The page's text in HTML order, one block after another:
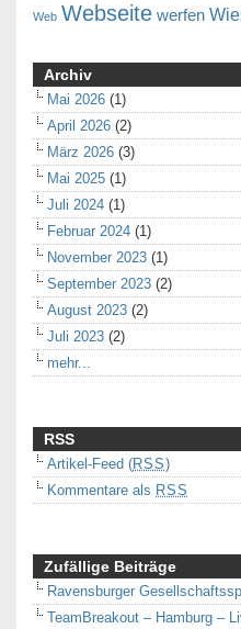
Web Webseite werfen
Archiv
Mai 2026 (1)
April 2026 (2)
März 2026 (3)
Mai 2025 (1)
Juli 2024 (1)
Februar 2024 (1)
November 2023 (1)
September 2023 (2)
August 2023 (2)
Juli 2023 (2)
mehr...
RSS
Artikel-Feed (RSS)
Kommentare als RSS
Zufällige Beiträge
Ravensburger
TeamBreakout – Hamburg –